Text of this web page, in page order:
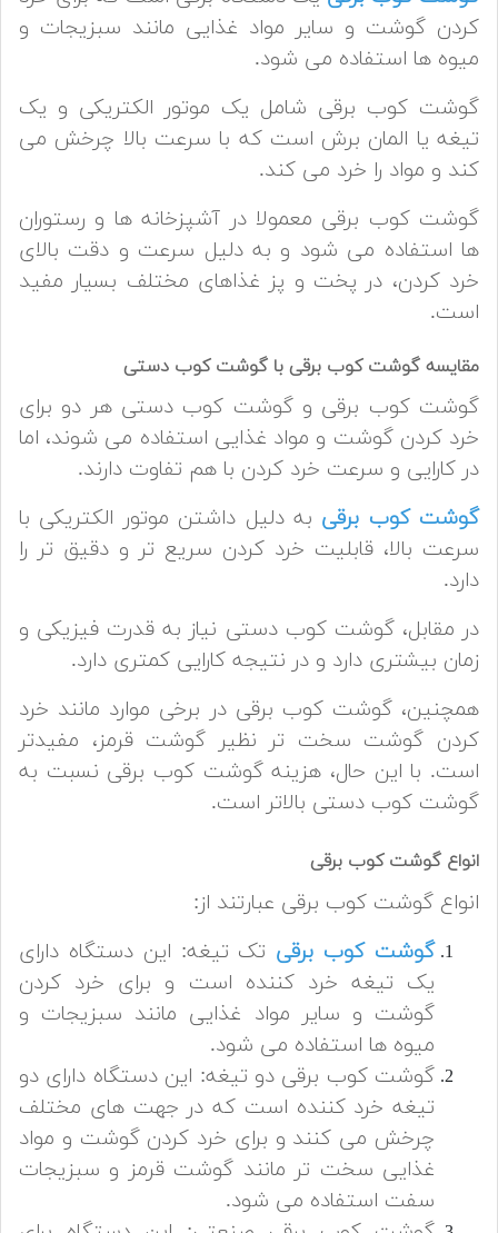
کردن گوشت و سایر مواد غذایی مانند سبزیجات و
میوه ها استفاده می شود.
گوشت کوب برقی شامل یک موتور الکتریکی و یک
تیغه یا المان برش است که با سرعت بالا چرخش می
کند و مواد را خرد می کند.
گوشت کوب برقی معمولا در آشپزخانه ها و رستوران
ها استفاده می شود و به دلیل سرعت و دقت بالای
خرد کردن، در پخت و پز غذاهای مختلف بسیار مفید
است.
مقایسه گوشت کوب برقی با گوشت کوب دستی
گوشت کوب برقی و گوشت کوب دستی هر دو برای
خرد کردن گوشت و مواد غذایی استفاده می شوند، اما
در کارایی و سرعت خرد کردن با هم تفاوت دارند.
گوشت کوب برقی به دلیل داشتن موتور الکتریکی با
سرعت بالا، قابلیت خرد کردن سریع تر و دقیق تر را
دارد.
در مقابل، گوشت کوب دستی نیاز به قدرت فیزیکی و
زمان بیشتری دارد و در نتیجه کارایی کمتری دارد.
همچنین، گوشت کوب برقی در برخی موارد مانند خرد
کردن گوشت سخت تر نظیر گوشت قرمز، مفیدتر
است. با این حال، هزینه گوشت کوب برقی نسبت به
گوشت کوب دستی بالاتر است.
انواع گوشت کوب برقی
انواع گوشت کوب برقی عبارتند از:
گوشت کوب برقی تک تیغه: این دستگاه دارای
یک تیغه خرد کننده است و برای خرد کردن
گوشت و سایر مواد غذایی مانند سبزیجات و
میوه ها استفاده می شود.
گوشت کوب برقی دو تیغه: این دستگاه دارای دو
تیغه خرد کننده است که در جهت های مختلف
چرخش می کنند و برای خرد کردن گوشت و مواد
غذایی سخت تر مانند گوشت قرمز و سبزیجات
سفت استفاده می شود.